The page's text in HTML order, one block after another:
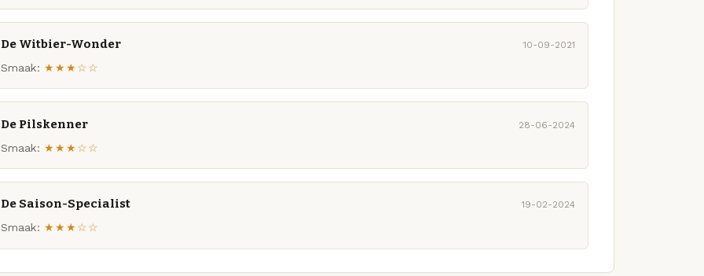
De Witbier-Wonder 10-09-2021
Smaak: ★★★☆☆
De Pilskenner 28-06-2024
Smaak: ★★★☆☆
De Saison-Specialist 19-02-2024
Smaak: ★★★☆☆